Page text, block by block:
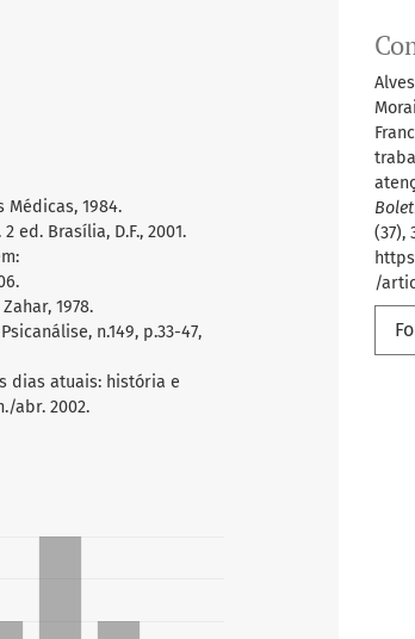
(37),
/
Médicas, 1984.
ed. Brasília, D.F., 2001.
1978.
n.149, p.33-47,
dias atuais: história e
abr. 2002.